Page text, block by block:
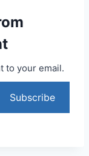
to your email.
Subscribe